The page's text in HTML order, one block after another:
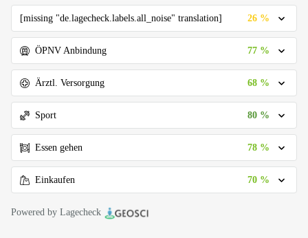
[missing "de.lagecheck.labels.all_noise" translation] 26 %
ÖPNV Anbindung 77 %
Ärztl. Versorgung 68 %
Sport 80 %
Essen gehen 78 %
Einkaufen 70 %
Powered by Lagecheck